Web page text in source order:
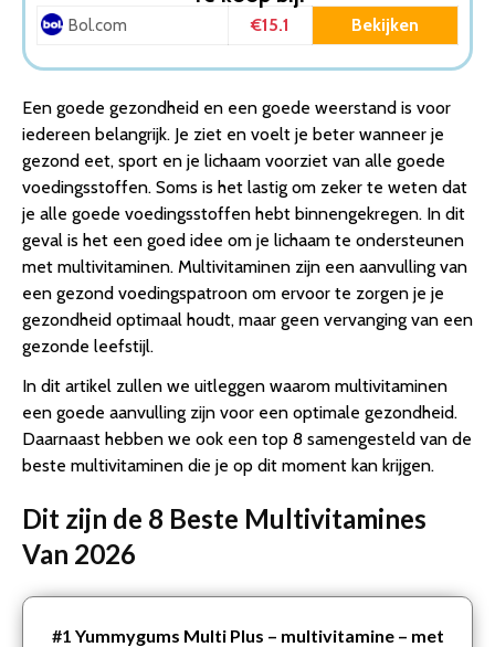
3. Multivitamine Zwanger | Foliumzuur | Vitamine D | Voor,
tijdens en na de zwangerschap | Zwanger word…
4. Orthica – Multi 4 All – 90 Tabletten – Multivitaminen
5. Davitamon Junior 3+ Kauwvitamines – multivitamine
kinderen – multifruit – 120 tabletten
6. Multivitamine liposomaal voedingssupplement van
Sundt® – 100% Vegan – 250 ml – multivitaminen voor …
7. Davitamon Mama Compleet Zwanger Omega 3 Visolie
met Foliumzuur – Multivitamine zwangerschap met vita…
8. Dagravit Totaal 30 Multivitamine –
Voordeelverpakking – 500 dragees
Conclusie
Bol.com €15.1 Bekijken
Een goede gezondheid en een goede weerstand is voor
iedereen belangrijk. Je ziet en voelt je beter wanneer je
gezond eet, sport en je lichaam voorziet van alle goede
voedingsstoffen. Soms is het lastig om zeker te weten dat
je alle goede voedingsstoffen hebt binnengekregen. In dit
geval is het een goed idee om je lichaam te ondersteunen
met multivitaminen. Multivitaminen zijn een aanvulling van
een gezond voedingspatroon om ervoor te zorgen je je
gezondheid optimaal houdt, maar geen vervanging van een
gezonde leefstijl.
In dit artikel zullen we uitleggen waarom multivitaminen
een goede aanvulling zijn voor een optimale gezondheid.
Daarnaast hebben we ook een top 8 samengesteld van de
beste multivitaminen die je op dit moment kan krijgen.
Dit zijn de 8 Beste Multivitamines
Van 2026
#1 Yummygums Multi Plus – multivitamine – met